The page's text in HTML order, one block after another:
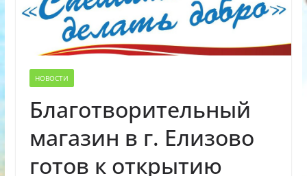
НОВОСТИ
Благотворительный
магазин в г. Елизово
готов к открытию